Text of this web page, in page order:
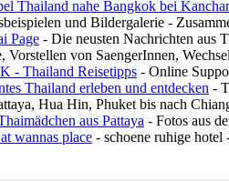
Thailand nahe Bangkok bei
und Bildergalerie -
Page - Die neusten Nachrichten aus
Vorstellen von SaengerInnen,
- Thailand Reisetipps - Online
Thailand erleben und entdecken -
Hua Hin, Phuket bis nach
aus Pattaya - Fotos aus
wannas place - schoene ruhige